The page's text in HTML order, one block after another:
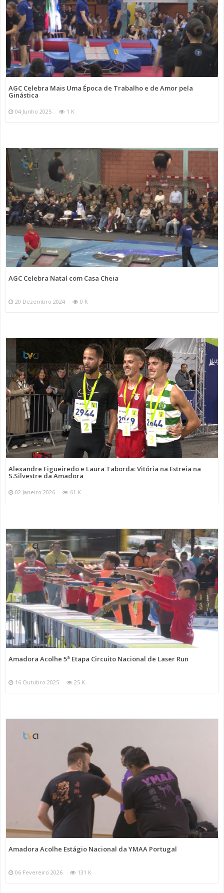
AGC Celebra Mais Uma Época de Trabalho e de Amor pela
Ginástica
04 Junho 2025 1 K
AGC Celebra Natal com Casa Cheia
20 Dezembro 2024 0 K
Alexandre Figueiredo e Laura Taborda: Vitória na Estreia na
S.Silvestre da Amadora
02 Janeiro 2026 61 K
Amadora Acolhe 5ª Etapa Circuito Nacional de Laser Run
16 Outubro 2025 25 K
Amadora Acolhe Estágio Nacional da YMAA Portugal
06 Fevereiro 2026 131 K